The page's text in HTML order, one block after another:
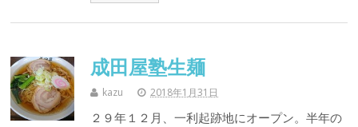
成田屋塾生麺
kazu 2018年1月31日
２９年１２月、一利起跡地にオープン。半年の